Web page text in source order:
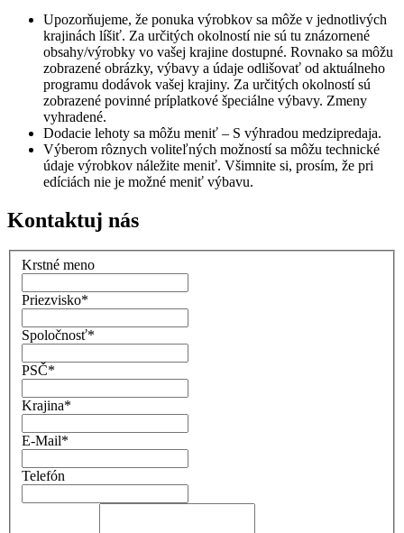
Upozorňujeme, že ponuka výrobkov sa môže v jednotlivých
krajinách líšiť. Za určitých okolností nie sú tu znázornené
obsahy/výrobky vo vašej krajine dostupné. Rovnako sa môžu
zobrazené obrázky, výbavy a údaje odlišovať od aktuálneho
programu dodávok vašej krajiny. Za určitých okolností sú
zobrazené povinné príplatkové špeciálne výbavy. Zmeny
vyhradené.
Dodacie lehoty sa môžu meniť – S výhradou medzipredaja.
Výberom rôznych voliteľných možností sa môžu technické
údaje výrobkov náležite meniť. Všimnite si, prosím, že pri
edíciách nie je možné meniť výbavu.
Kontaktuj nás
Krstné meno
Priezvisko*
Spoločnosť*
PSČ*
Krajina*
E-Mail*
Telefón